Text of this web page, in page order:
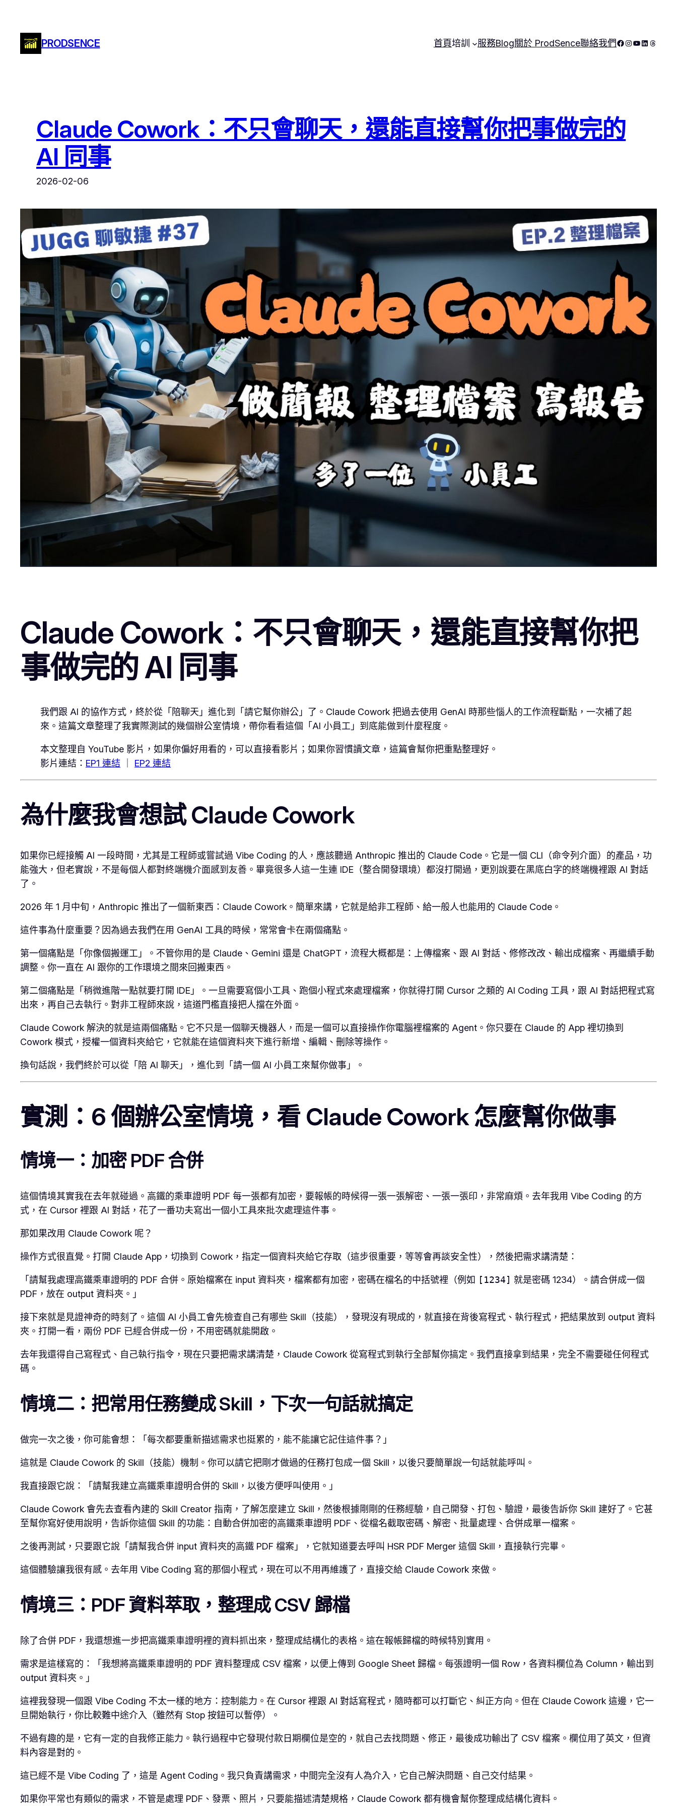
PRODSENCE 首頁培訓 服務Blog關於 ProdSence聯絡我們Facebook
Instagram
YouTube
LinkedIn
Claude Cowork：不只會聊天，還能直接幫你把事做完的
AI 同事
2026-02-06
Claude Cowork：不只會聊天，還能直接幫你把
事做完的 AI 同事
我們跟 AI 的協作方式，終於從「陪聊天」進化到「請它幫你辦公」了。Claude Cowork 把過去使用 GenAI 時那些惱人的工作流程斷點，一次補了起
來。這篇文章整理了我實際測試的幾個辦公室情境，帶你看看這個「AI 小員工」到底能做到什麼程度。
本文整理自 YouTube 影片，如果你偏好用看的，可以直接看影片；如果你習慣讀文章，這篇會幫你把重點整理好。
影片連結： EP1 連結 EP2 連結
為什麼我會想試 Claude Cowork
如果你已經接觸 AI 一段時間，尤其是工程師或嘗試過 Vibe Coding 的人，應該聽過 Anthropic 推出的 Claude Code。它是一個 CLI（命令列介面）的產品，功
能強大，但老實說，不是每個人都對終端機介面感到友善。畢竟很多人這一生連 IDE（整合開發環境）都沒打開過，更別說要在黑底白字的終端機裡跟 AI 對話
了。
2026 年 1 月中旬，Anthropic 推出了一個新東西：Claude Cowork。簡單來講，它就是給非工程師、給一般人也能用的 Claude Code。
這件事為什麼重要？因為過去我們在用 GenAI 工具的時候，常常會卡在兩個痛點。
第一個痛點是「你像個搬運工」。不管你用的是 Claude、Gemini 還是 ChatGPT，流程大概都是：上傳檔案、跟 AI 對話、修修改改、輸出成檔案、再繼續手動
調整。你一直在 AI 跟你的工作環境之間來回搬東西。
第二個痛點是「稍微進階一點就要打開 IDE」。一旦需要寫個小工具、跑個小程式來處理檔案，你就得打開 Cursor 之類的 AI Coding 工具，跟 AI 對話把程式寫
出來，再自己去執行。對非工程師來說，這道門檻直接把人擋在外面。
Claude Cowork 解決的就是這兩個痛點。它不只是一個聊天機器人，而是一個可以直接操作你電腦裡檔案的 Agent。你只要在 Claude 的 App 裡切換到
Cowork 模式，授權一個資料夾給它，它就能在這個資料夾下進行新增、編輯、刪除等操作。
換句話說，我們終於可以從「陪 AI 聊天」，進化到「請一個 AI 小員工來幫你做事」。
實測：6 個辦公室情境，看 Claude Cowork 怎麼幫你做事
情境一：加密 PDF 合併
這個情境其實我在去年就碰過。高鐵的乘車證明 PDF 每一張都有加密，要報帳的時候得一張一張解密、一張一張印，非常麻煩。去年我用 Vibe Coding 的方
式，在 Cursor 裡跟 AI 對話，花了一番功夫寫出一個小工具來批次處理這件事。
那如果改用 Claude Cowork 呢？
操作方式很直覺。打開 Claude App，切換到 Cowork，指定一個資料夾給它存取（這步很重要，等等會再談安全性），然後把需求講清楚：
「請幫我處理高鐵乘車證明的 PDF 合併。原始檔案在 input 資料夾，檔案都有加密，密碼在檔名的中括號裡（例如 [1234] 就是密碼 1234）。請合併成一個
PDF，放在 output 資料夾。」
接下來就是見證神奇的時刻了。這個 AI 小員工會先檢查自己有哪些 Skill（技能），發現沒有現成的，就直接在背後寫程式、執行程式，把結果放到 output 資料
夾。打開一看，兩份 PDF 已經合併成一份，不用密碼就能開啟。
去年我還得自己寫程式、自己執行指令，現在只要把需求講清楚，Claude Cowork 從寫程式到執行全部幫你搞定。我們直接拿到結果，完全不需要碰任何程式
碼。
情境二：把常用任務變成 Skill，下次一句話就搞定
做完一次之後，你可能會想：「每次都要重新描述需求也挺累的，能不能讓它記住這件事？」
這就是 Claude Cowork 的 Skill（技能）機制。你可以請它把剛才做過的任務打包成一個 Skill，以後只要簡單說一句話就能呼叫。
我直接跟它說：「請幫我建立高鐵乘車證明合併的 Skill，以後方便呼叫使用。」
Claude Cowork 會先去查看內建的 Skill Creator 指南，了解怎麼建立 Skill，然後根據剛剛的任務經驗，自己開發、打包、驗證，最後告訴你 Skill 建好了。它甚
至幫你寫好使用說明，告訴你這個 Skill 的功能：自動合併加密的高鐵乘車證明 PDF、從檔名截取密碼、解密、批量處理、合併成單一檔案。
之後再測試，只要跟它說「請幫我合併 input 資料夾的高鐵 PDF 檔案」，它就知道要去呼叫 HSR PDF Merger 這個 Skill，直接執行完畢。
這個體驗讓我很有感。去年用 Vibe Coding 寫的那個小程式，現在可以不用再維護了，直接交給 Claude Cowork 來做。
情境三：PDF 資料萃取，整理成 CSV 歸檔
除了合併 PDF，我還想進一步把高鐵乘車證明裡的資料抓出來，整理成結構化的表格。這在報帳歸檔的時候特別實用。
需求是這樣寫的：「我想將高鐵乘車證明的 PDF 資料整理成 CSV 檔案，以便上傳到 Google Sheet 歸檔。每張證明一個 Row，各資料欄位為 Column，輸出到
output 資料夾。」
這裡我發現一個跟 Vibe Coding 不太一樣的地方：控制能力。在 Cursor 裡跟 AI 對話寫程式，隨時都可以打斷它、糾正方向。但在 Claude Cowork 這邊，它一
旦開始執行，你比較難中途介入（雖然有 Stop 按鈕可以暫停）。
不過有趣的是，它有一定的自我修正能力。執行過程中它發現付款日期欄位是空的，就自己去找問題、修正，最後成功輸出了 CSV 檔案。欄位用了英文，但資
料內容是對的。
這已經不是 Vibe Coding 了，這是 Agent Coding。我只負責講需求，中間完全沒有人為介入，它自己解決問題、自己交付結果。
如果你平常也有類似的需求，不管是處理 PDF、發票、照片，只要能描述清楚規格，Claude Cowork 都有機會幫你整理成結構化資料。